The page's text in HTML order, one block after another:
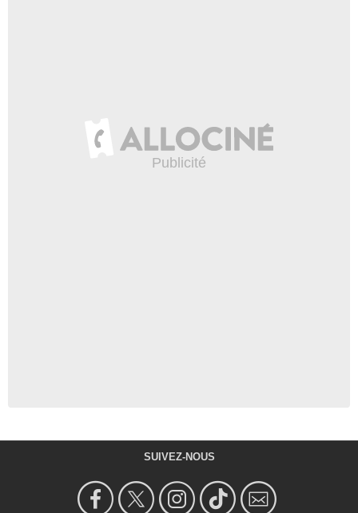
SUIVEZ-NOUS